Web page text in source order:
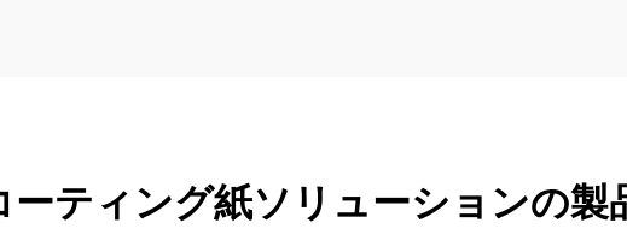
ーティング紙ソリューションの